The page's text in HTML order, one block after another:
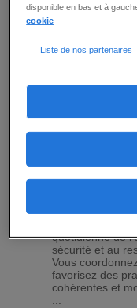
d'accueil et de
établissement
quotidienne de
sécurité et au
Vous
favorisez des
cohérentes et
...
disponible en bas et à
cookie
Liste de nos partenaires